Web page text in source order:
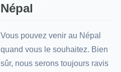
Népal
Vous pouvez venir au Népal
quand vous le souhaitez. Bien
sûr, nous serons toujours ravis